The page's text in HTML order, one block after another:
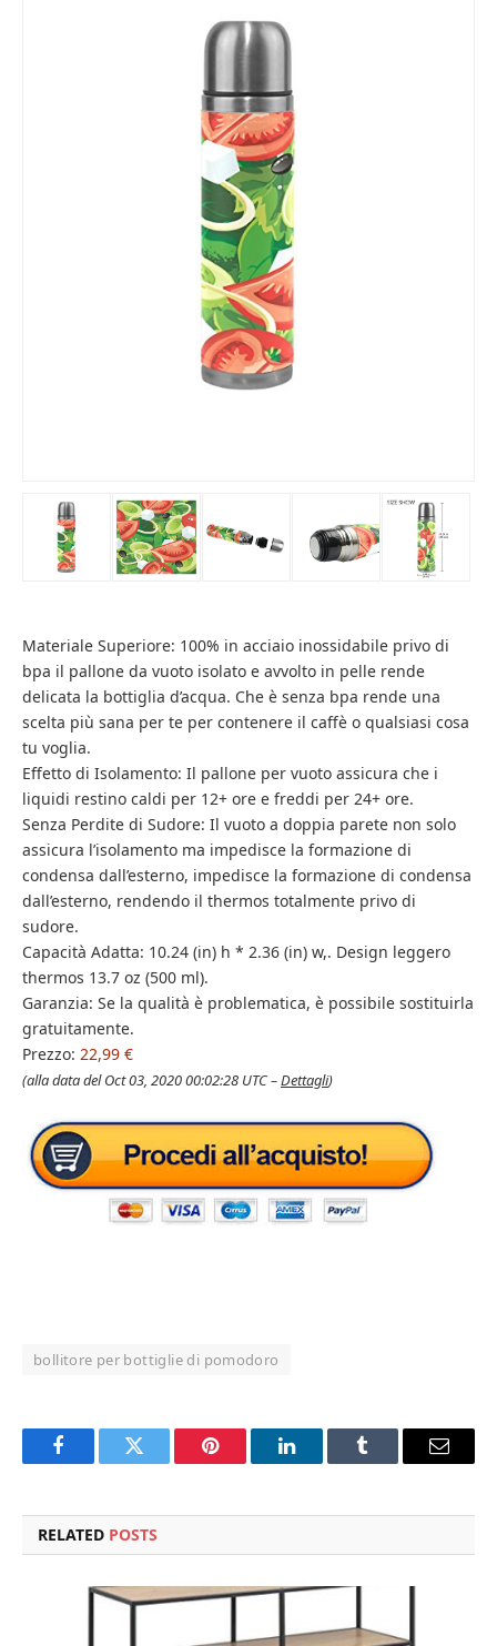
Materiale Superiore: 100% in acciaio inossidabile privo di
bpa il pallone da vuoto isolato e avvolto in pelle rende
delicata la bottiglia d’acqua. Che è senza bpa rende una
scelta più sana per te per contenere il caffè o qualsiasi cosa
tu voglia.
Effetto di Isolamento: Il pallone per vuoto assicura che i
liquidi restino caldi per 12+ ore e freddi per 24+ ore.
Senza Perdite di Sudore: Il vuoto a doppia parete non solo
assicura l’isolamento ma impedisce la formazione di
condensa dall’esterno, impedisce la formazione di condensa
dall’esterno, rendendo il thermos totalmente privo di
sudore.
Capacità Adatta: 10.24 (in) h * 2.36 (in) w,. Design leggero
thermos 13.7 oz (500 ml).
Garanzia: Se la qualità è problematica, è possibile sostituirla
gratuitamente.
Prezzo: 22,99 €
(alla data del Oct 03, 2020 00:02:28 UTC –Dettagli)
bollitore per bottiglie di pomodoro
FacebookTwitter Pinterest LinkedInTumblr Email
RELATED POSTS